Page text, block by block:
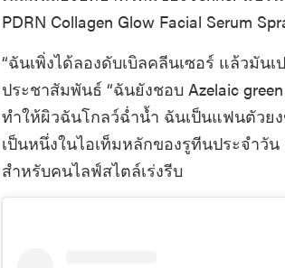
PDRN Collagen Glow Facial Serum
“ฉันเพิ่งได้ลองดับเบิลคลีนเซอร์ แล้วมันเ
ประชาสัมพันธ์ “ฉันยังชอบ Azelaic
ทำให้ผิวฉันโกลว์ฉ่ำน้ำ ฉันเป็นแฟนตัวยง
เป็นหนึ่งในไอเท็มหลักของรูทีนประจำ
สำหรับคนไลฟ์สไตล์เร่งรีบ